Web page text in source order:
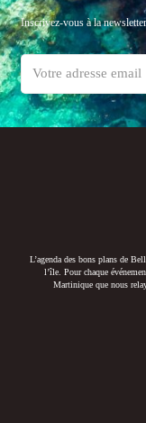
Inscrivez-vous à la
L’agenda des bons plans de
l’île. Pour chaque
Martinique que nous